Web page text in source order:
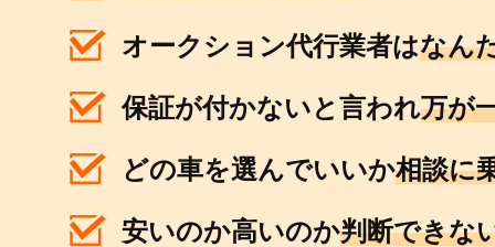
オークション代行業者はなん
保証が付かないと言われ万が
どの車を選んでいいか相談に
安いのか高いのか判断できな